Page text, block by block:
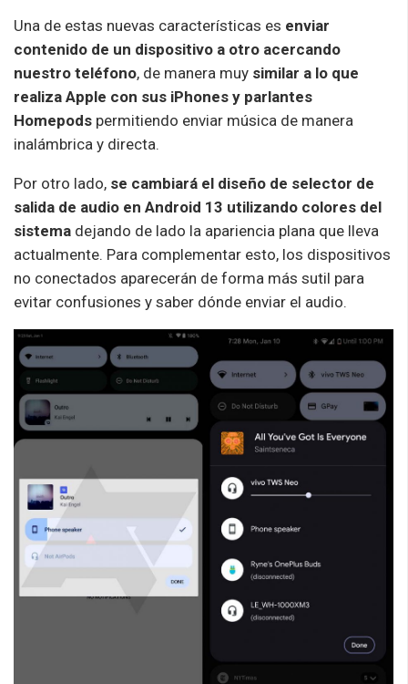
Una de estas nuevas características es enviar
contenido de un dispositivo a otro acercando
nuestro teléfono, de manera muy similar a lo que
realiza Apple con sus iPhones y parlantes
Homepods permitiendo enviar música de manera
inalámbrica y directa.
Por otro lado, se cambiará el diseño de selector de
salida de audio en Android 13 utilizando colores del
sistema dejando de lado la apariencia plana que lleva
actualmente. Para complementar esto, los dispositivos
no conectados aparecerán de forma más sutil para
evitar confusiones y saber dónde enviar el audio.